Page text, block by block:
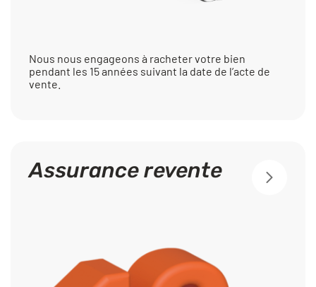
Nous nous engageons à racheter votre bien
pendant les 15 années suivant la date de l’acte de
vente.
Assurance revente